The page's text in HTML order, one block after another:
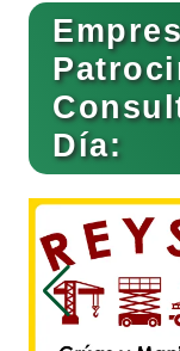
Basculas
Bebidas
Belleza
Día: